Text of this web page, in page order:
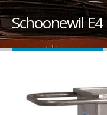
Schoonewil E4